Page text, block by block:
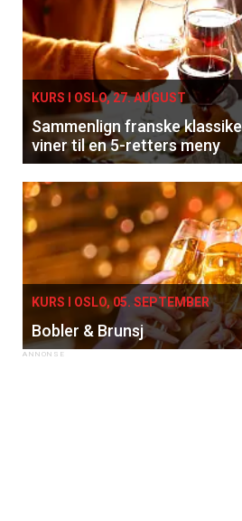
KURS I OSLO, 27. AUGUST
Sammenlign franske
viner til en 5-retters meny
KURS I OSLO, 05. SEPTEMBER
Bobler & Brunsj